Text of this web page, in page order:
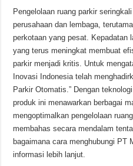
Pengelolaan ruang parkir
perusahaan dan lembaga,
perkotaan yang pesat. Kepadatan
yang terus meningkat membuat
parkir menjadi kritis. Untuk
Inovasi Indonesia telah
Parkir Otomatis.” Dengan
produk ini menawarkan berbagai
mengoptimalkan pengelolaan
membahas secara mendalam
bagaimana cara menghubungi PT
informasi lebih lanjut.